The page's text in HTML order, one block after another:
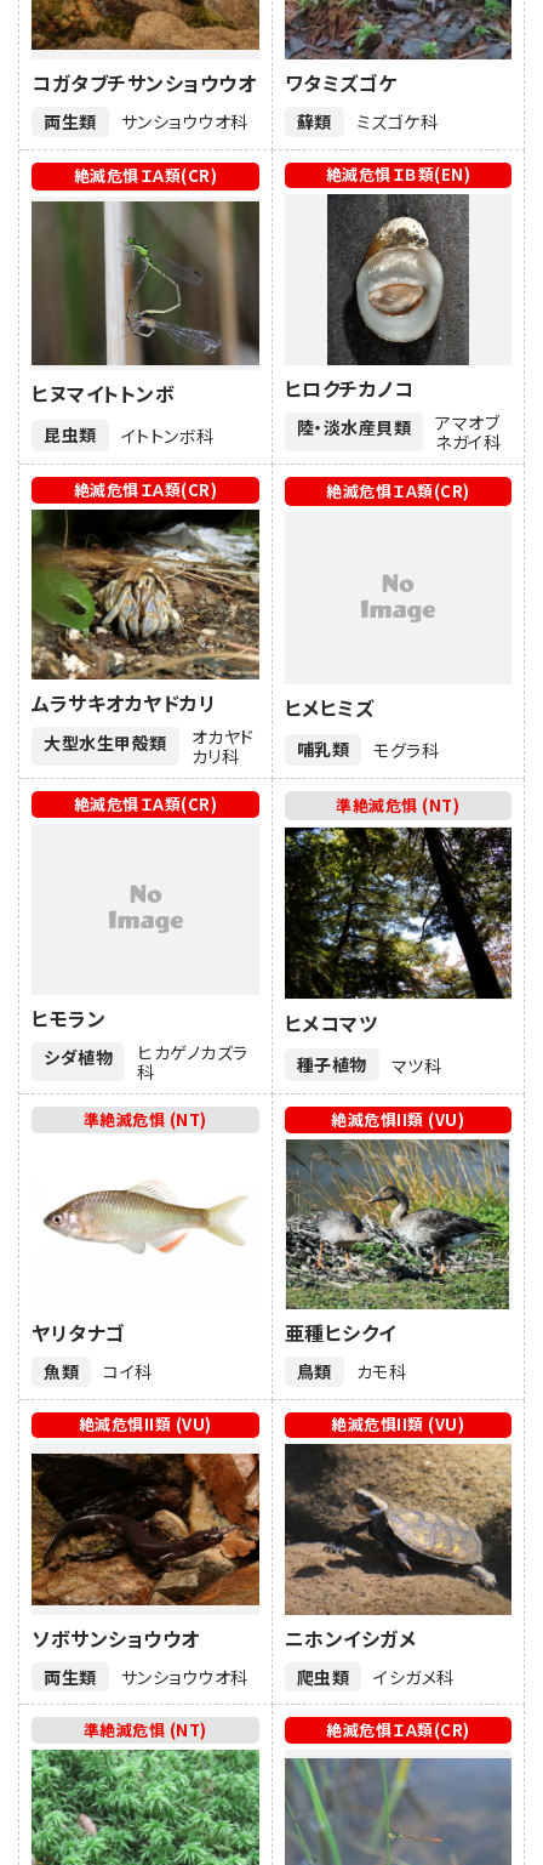
両生類
コガタブチサンショウウオ
サンショウウオ科 蘚類
ワタミズゴケ
ミズゴケ科
昆虫類
ヒヌマイトトンボ
イトトンボ科
絶滅危惧ＩＡ類(CR)
陸・淡水産貝類
ヒロクチカノコ
アマオブ
ネガイ科
絶滅危惧ＩＢ類(EN)
大型水生甲殻類
ムラサキオカヤドカリ
オカヤド
カリ科
絶滅危惧ＩＡ類(CR)
哺乳類
ヒメヒミズ
モグラ科
絶滅危惧ＩＡ類(CR)
シダ植物
ヒモラン
ヒカゲノカズラ
科
絶滅危惧ＩＡ類(CR)
種子植物
ヒメコマツ
マツ科
準絶滅危惧 (NT)
魚類
ヤリタナゴ
コイ科
準絶滅危惧 (NT)
鳥類
亜種ヒシクイ
カモ科
絶滅危惧II類 (VU)
両生類
ソボサンショウウオ
サンショウウオ科
絶滅危惧II類 (VU)
爬虫類
ニホンイシガメ
イシガメ科
絶滅危惧II類 (VU)
準絶滅危惧 (NT) 絶滅危惧ＩＡ類(CR)